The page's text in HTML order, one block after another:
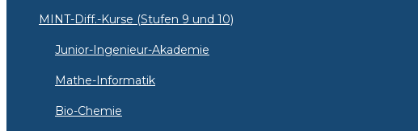
MINT-Diff.-Kurse (Stufen 9 und 10)
Junior-Ingenieur-Akademie
Mathe-Informatik
Bio-Chemie